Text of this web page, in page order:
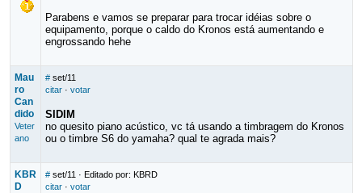
Parabens e vamos se preparar para trocar idéias sobre o
equipamento, porque o caldo do Kronos está aumentando e
engrossando hehe
Mau
ro
Can
dido
Veter
ano
# set/11
citar· votar
SIDIM
no quesito piano acústico, vc tá usando a timbragem do Kronos
ou o timbre S6 do yamaha? qual te agrada mais?
KBR
D
# set/11 · Editado por: KBRD
citar· votar